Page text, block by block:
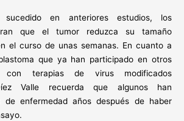
en anteriores estudios, los
que el tumor reduzca su tamaño
el curso de unas semanas. En cuanto a
que ya han participado en otros
con terapias de virus modificados
Valle recuerda que algunos han
de enfermedad años después de haber